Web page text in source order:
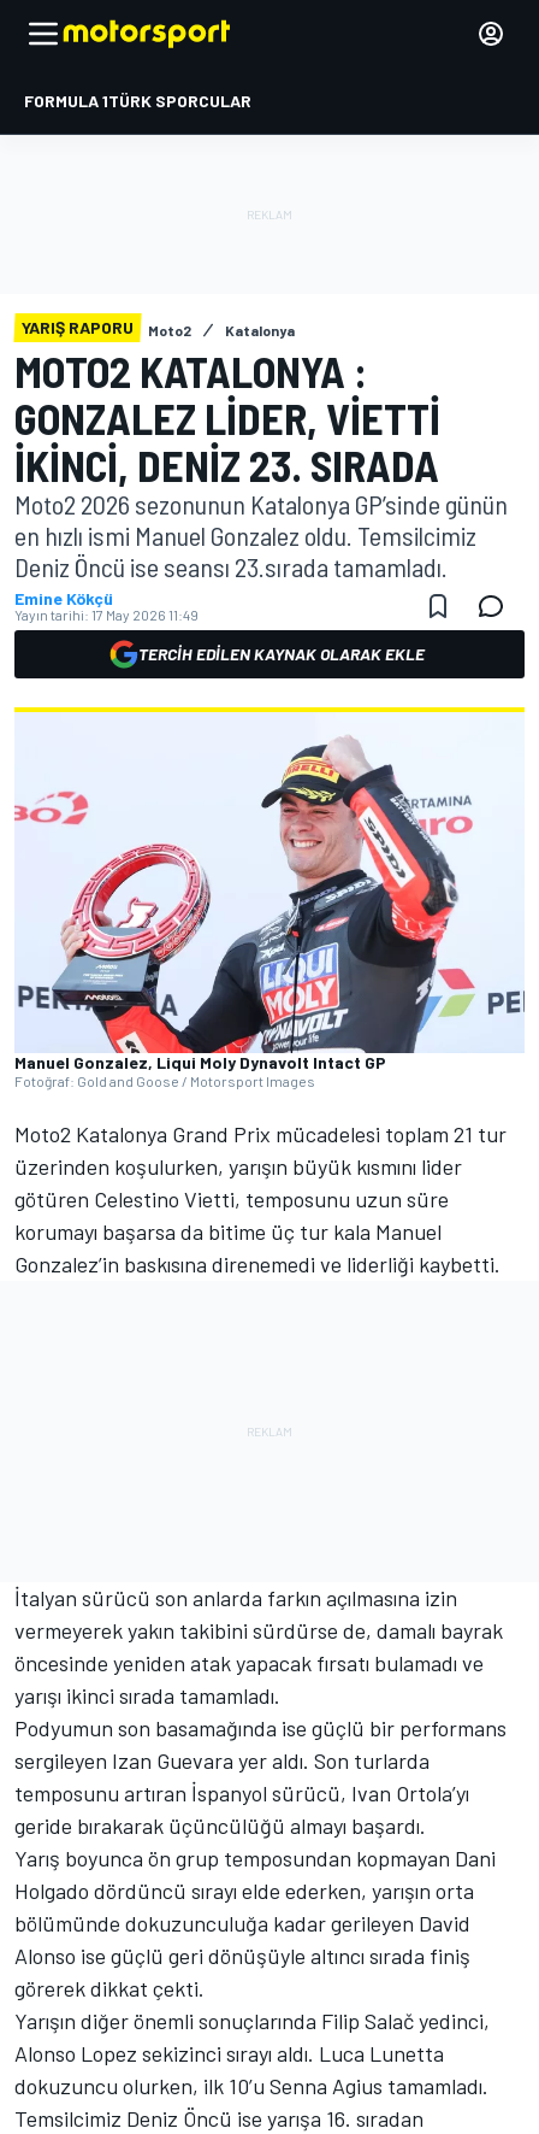
FORMULA 1TÜRK SPORCULAR
YARIŞ RAPORU Moto2 Katalonya
MOTO2 KATALONYA :
GONZALEZ LIDER, VIETTI
IKINCI, DENIZ 23. SIRADA
Moto2 2026 sezonunun Katalonya GP’sinde günün
en hızlı ismi Manuel Gonzalez oldu. Temsilcimiz
Deniz Öncü ise seansı 23.sırada tamamladı.
Emine Kökçü
Yayın tarihi: 17 May 2026 11:49
TERCIH EDILEN KAYNAK OLARAK EKLE
Manuel Gonzalez, Liqui Moly Dynavolt Intact GP
Fotoğraf: Gold and Goose / Motorsport Images
Moto2 Katalonya Grand Prix mücadelesi toplam 21 tur
üzerinden koşulurken, yarışın büyük kısmını lider
götüren Celestino Vietti, temposunu uzun süre
korumayı başarsa da bitime üç tur kala Manuel
Gonzalez’in baskısına direnemedi ve liderliği kaybetti.
İtalyan sürücü son anlarda farkın açılmasına izin
vermeyerek yakın takibini sürdürse de, damalı bayrak
öncesinde yeniden atak yapacak fırsatı bulamadı ve
yarışı ikinci sırada tamamladı.
Podyumun son basamağında ise güçlü bir performans
sergileyen Izan Guevara yer aldı. Son turlarda
temposunu artıran İspanyol sürücü, Ivan Ortola’yı
geride bırakarak üçüncülüğü almayı başardı.
Yarış boyunca ön grup temposundan kopmayan Dani
Holgado dördüncü sırayı elde ederken, yarışın orta
bölümünde dokuzunculuğa kadar gerileyen David
Alonso ise güçlü geri dönüşüyle altıncı sırada finiş
görerek dikkat çekti.
Yarışın diğer önemli sonuçlarında Filip Salač yedinci,
Alonso Lopez sekizinci sırayı aldı. Luca Lunetta
dokuzuncu olurken, ilk 10’u Senna Agius tamamladı.
Temsilcimiz Deniz Öncü ise yarışa 16. sıradan